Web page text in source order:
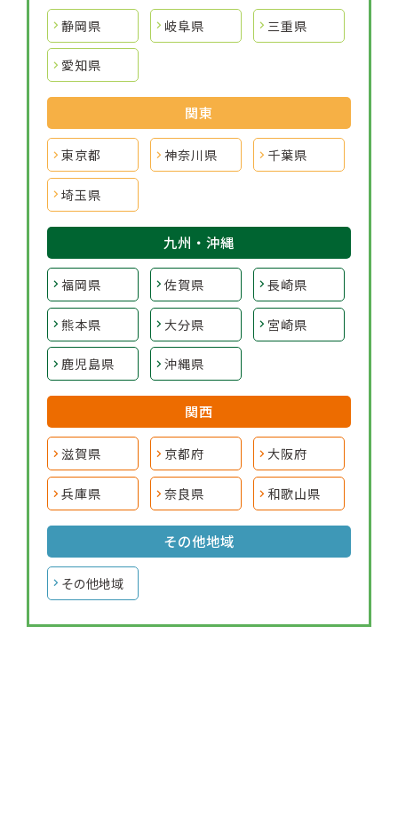
静岡県 岐阜県 三重県
愛知県
関東
東京都 神奈川県 千葉県
埼玉県
九州・沖縄
福岡県 佐賀県 長崎県
熊本県 大分県 宮崎県
鹿児島県 沖縄県
関西
滋賀県 京都府 大阪府
兵庫県 奈良県 和歌山県
その他地域
その他地域